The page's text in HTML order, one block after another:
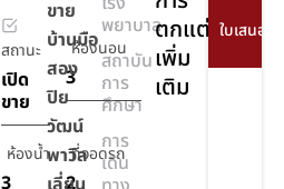
สถานะ
เปิด
ขาย
ห้องนอน
3
ห้องน้ำ
3
ที่จอดรถ
2
ขาย
บ้านมือ
สอง
ปิย
วัฒน์
พาวิล
พยาบาล
สถาบัน
การ
ศึกษา
การ
เดิน
ตกแต่ง
เพิ่ม
เติม